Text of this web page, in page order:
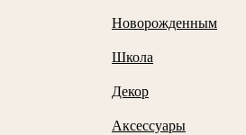
Новорожденным
Школа
Декор
Аксессуары